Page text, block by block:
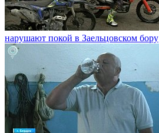
нарушают покой в Заельцовском бору